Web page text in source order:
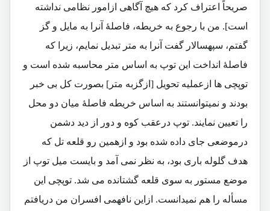
صریحاً اعتراف کرد که هیچ آگاهی ازامور نظامی نداشته
است]. من با رجوع به خریطه، فاصلۀ آنرا به مایل و گز
گفتم، سپهسالار گفت آنرا به متر تبدیل نمایم، زیرا که
فاصلۀ انداخت این توپ به اساس متر محاسبه شده است و
توپچی ها ازعملیه تحویل [ازگزبه متر] بصورت کل بی خبر
بودند و نمیتوانستند به اساس خریطه فاصلۀ میان دو محل
را تعیین نمایند. توپ درعقب کوه و دور از دید دشمن
درموضعی جای داده شده بود و ازهمین رو قلعه تل که
هدف گلوله باری بود، به نظر نمی آمد و بایست میل توپ از
موضع مستور به سوی قلعه گشتانده می شد. توپچی این
مسأله را هم نمیدانست. ازاین نافهمی افسران من دریافتم